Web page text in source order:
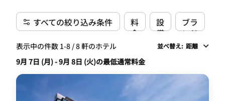
すべての絞り込み条件
料
金
設
備
ブラ
ンド
表示中の件数 1-8 / 8 軒のホテル 並べ替え: 距離
9月 7日 (月) - 9月 8日 (火)の最低通常料金